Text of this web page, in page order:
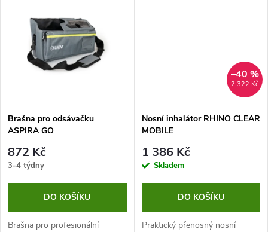
Brašna pro odsávačku
ASPIRA GO
872 Kč
3-4 týdny
DO KOŠÍKU
Brašna pro profesionální
2 322 Kč
–40 %
Nosní inhalátor RHINO CLEAR
MOBILE
1 386 Kč
Skladem
DO KOŠÍKU
Praktický přenosný nosní